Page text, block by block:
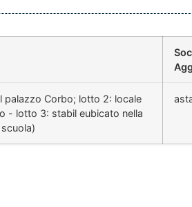
palazzo Corbo; lotto 2: locale
- lotto 3: stabil eubicato nella